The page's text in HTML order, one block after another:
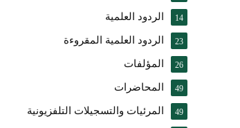
الردود العلمية 14
الردود العلمية المقروءة 23
المؤلفات 26
المحاضرات 49
المرئيات والتسجيلات التلفزيونية 49